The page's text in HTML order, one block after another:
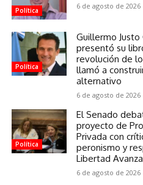
Política 6 de agosto de 2026
Política
Guillermo Justo
presentó su
revolución de
llamó a
alternativo
6 de agosto de 2026
Política
El Senado
proyecto de
Privada con
peronismo y
Libertad Avanza
6 de agosto de 2026